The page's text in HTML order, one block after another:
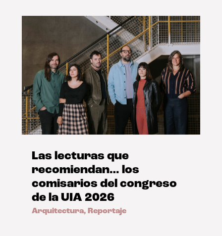
Las lecturas que
recomiendan… los
comisarios del congreso
de la UIA 2026
Arquitectura, Reportaje